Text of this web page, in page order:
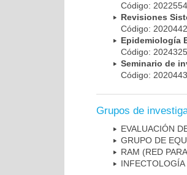
Código:
Revisiones
Código:
Epidemiología
Código:
Seminario de
Código:
Grupos de
EVALUACIÓN
GRUPO DE
RAM (RED